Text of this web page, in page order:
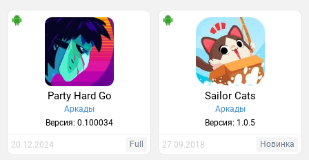
Party Hard Go
Аркады
Версия: 0.100034
20.12.2024 Full
Sailor Cats
Аркады
Версия: 1.0.5
27.09.2018 Новинка